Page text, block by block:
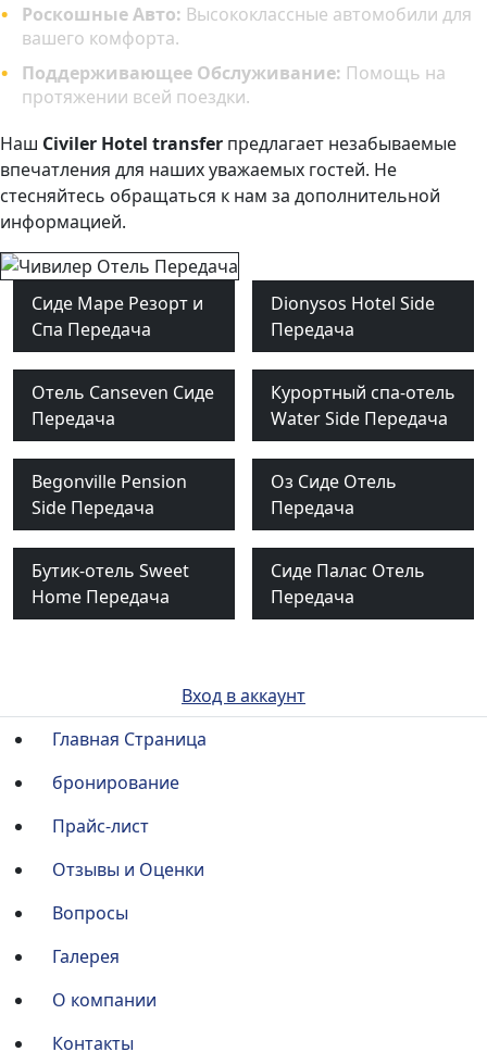
Роскошные Авто: Высококлассные автомобили для
вашего комфорта.
Поддерживающее Обслуживание: Помощь на
протяжении всей поездки.
Наш Civiler Hotel transfer предлагает незабываемые
впечатления для наших уважаемых гостей. Не
стесняйтесь обращаться к нам за дополнительной
информацией.
Сиде Маре Резорт и
Спа Передача
Dionysos Hotel Side
Передача
Отель Canseven Сиде
Передача
Курортный спа-отель
Water Side Передача
Begonville Pension
Side Передача
Оз Сиде Отель
Передача
Бутик-отель Sweet
Home Передача
Сиде Палас Отель
Передача
Вход в аккаунт
Главная Страница
бронирование
Прайс-лист
Отзывы и Оценки
Вопросы
Галерея
О компании
Контакты